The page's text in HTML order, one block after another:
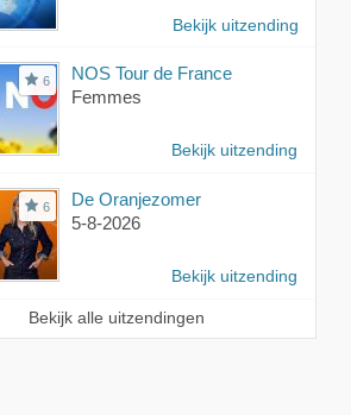
Bekijk uitzending
6
NOS Tour de France
Femmes
Bekijk uitzending
6
De Oranjezomer
5-8-2026
Bekijk uitzending
Bekijk alle uitzendingen